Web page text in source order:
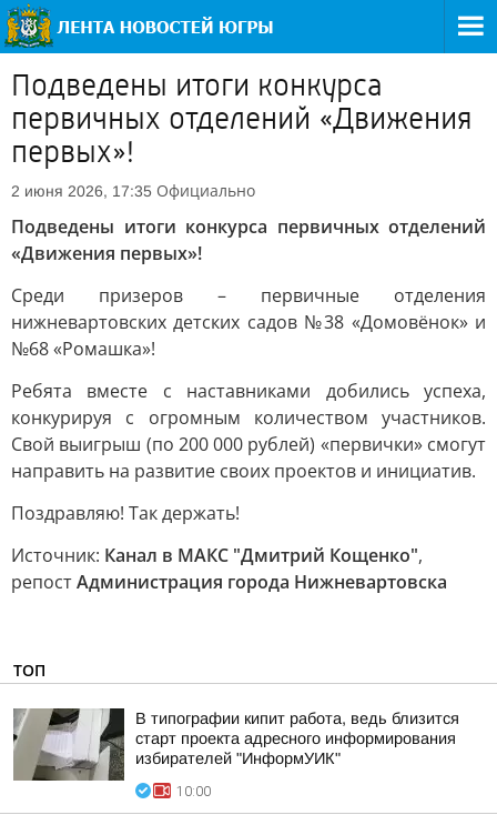
Подведены итоги конкурса
первичных отделений «Движения
первых»!
2 июня 2026, 17:35 Официально
Подведены итоги конкурса первичных отделений
«Движения первых»!
Среди призеров – первичные отделения
нижневартовских детских садов №38 «Домовёнок» и
№68 «Ромашка»!
Ребята вместе с наставниками добились успеха,
конкурируя с огромным количеством участников.
Свой выигрыш (по 200 000 рублей) «первички» смогут
направить на развитие своих проектов и инициатив.
Поздравляю! Так держать!
Источник: Канал в МАКС "Дмитрий Кощенко",
репостАдминистрация города Нижневартовска
ТОП
В типографии кипит работа, ведь близится
старт проекта адресного информирования
избирателей "ИнформУИК"
10:00